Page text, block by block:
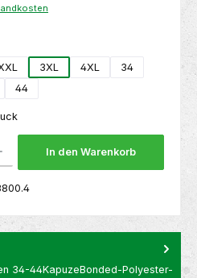
3XL 4XL
34
44
Wert ein oder benutze die Schaltflächen um
In den Warenkorb
34-44KapuzeBonded-Polyester-